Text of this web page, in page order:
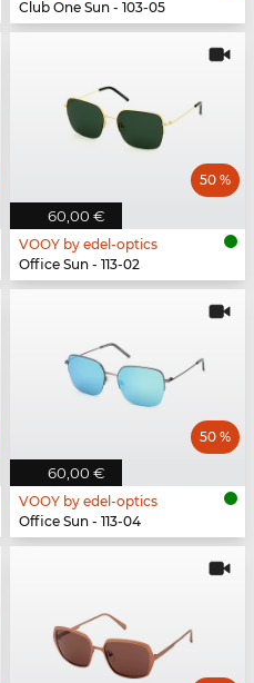
Club One Sun - 103-05
60,00 €
50 %
VOOY by edel-optics
Office Sun - 113-02
60,00 €
50 %
VOOY by edel-optics
Office Sun - 113-04